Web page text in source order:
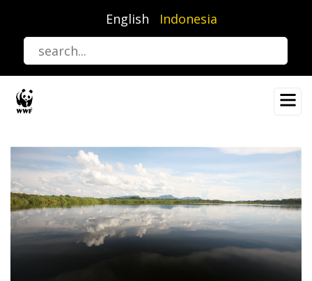
utama
English Indonesia